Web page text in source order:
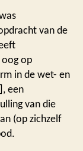
van de
op
in de wet- en
een
van die
(op zichzelf